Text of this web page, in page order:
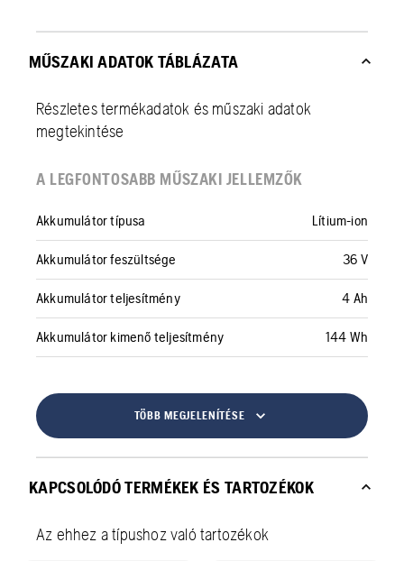
MŰSZAKI ADATOK TÁBLÁZATA
Részletes termékadatok és műszaki adatok
megtekintése
A LEGFONTOSABB MŰSZAKI JELLEMZŐK
Akkumulátor típusa Lítium-ion
Akkumulátor feszültsége 36 V
Akkumulátor teljesítmény 4 Ah
Akkumulátor kimenő teljesítmény 144 Wh
TÖBB MEGJELENÍTÉSE
KAPCSOLÓDÓ TERMÉKEK ÉS TARTOZÉKOK
Az ehhez a típushoz való tartozékok